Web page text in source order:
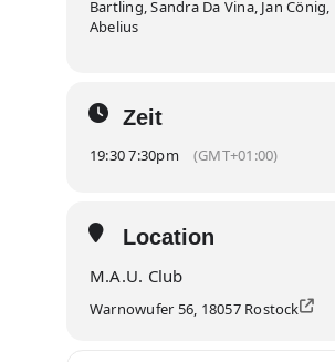
Bartling, Sandra Da Vina, Jan
Abelius
Zeit
19:30 7:30pm (GMT+01:00)
Location
M.A.U. Club
Warnowufer 56, 18057 Rostock